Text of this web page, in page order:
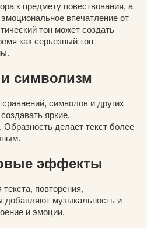
к предмету повествования, а
впечатление от
тон может создать
как серьезный тон
символизм
символов и других
яркие,
делает текст более
эффекты
повторения,
добавляют музыкальность и
и эмоции.